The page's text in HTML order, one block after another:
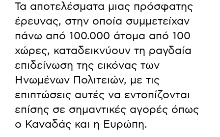
Τα αποτελέσματα μιας πρόσφατης
έρευνας, στην οποία συμμετείχαν
πάνω από 100.000 άτομα από 100
χώρες, καταδεικνύουν τη ραγδαία
επιδείνωση της εικόνας των
Ηνωμένων Πολιτειών, με τις
επιπτώσεις αυτές να εντοπίζονται
επίσης σε σημαντικές αγορές όπως
ο Καναδάς και η Ευρώπη.